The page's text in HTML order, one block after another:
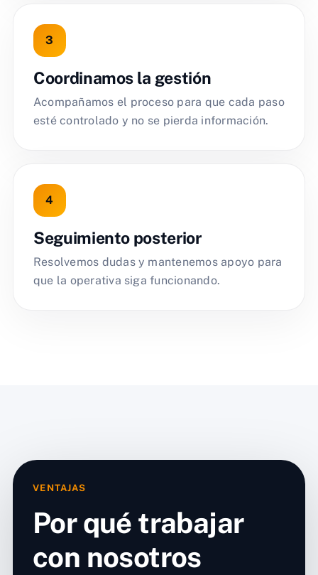
Coordinamos la gestión
Acompañamos el proceso para que cada paso
esté controlado y no se pierda información.
Seguimiento posterior
Resolvemos dudas y mantenemos apoyo para
que la operativa siga funcionando.
VENTAJAS
Por qué trabajar
con nosotros